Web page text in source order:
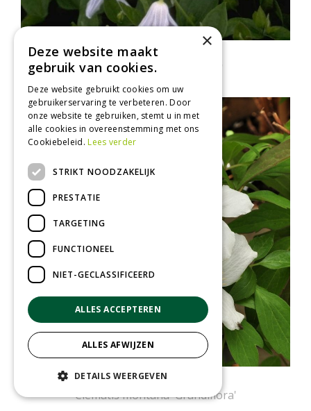
Clematis
Clematis integrifolia 'Alba'
Clematis
Clematis montana 'Grandiflora'
×
Deze website maakt
gebruik van cookies.
Deze website gebruikt cookies om uw
gebruikerservaring te verbeteren. Door
onze website te gebruiken, stemt u in met
alle cookies in overeenstemming met ons
Cookiebeleid.Lees verder
STRIKT NOODZAKELIJK
PRESTATIE
TARGETING
FUNCTIONEEL
NIET-GECLASSIFICEERD
ALLES ACCEPTEREN
ALLES AFWIJZEN
DETAILS WEERGEVEN